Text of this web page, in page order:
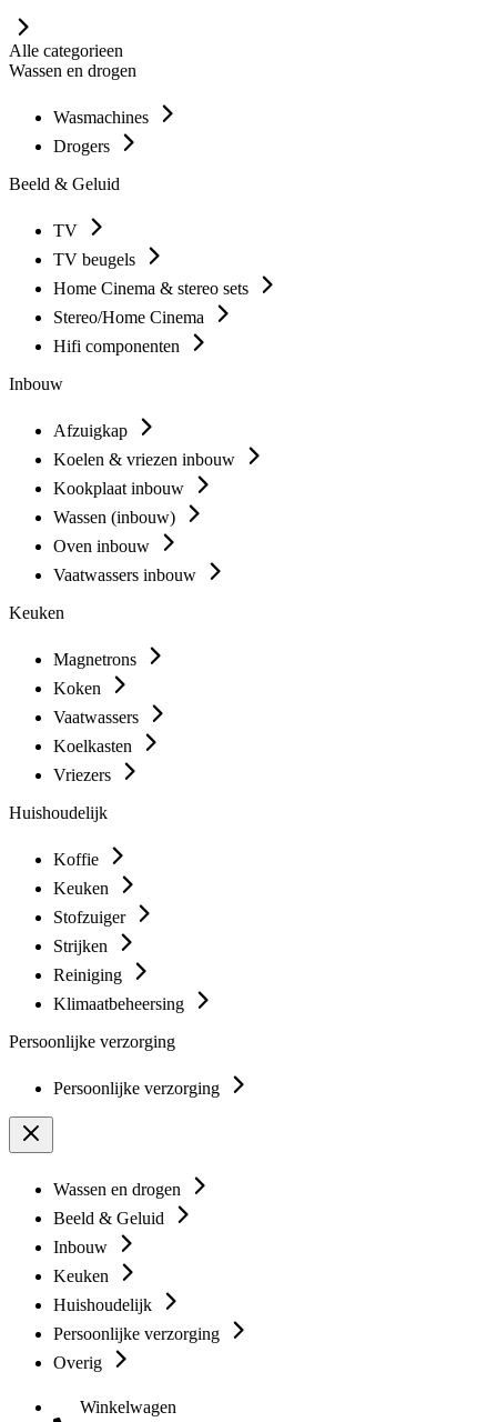
Alle categorieen
Wassen en drogen
Wasmachines
Drogers
Beeld & Geluid
TV
TV beugels
Home Cinema & stereo sets
Stereo/Home Cinema
Hifi componenten
Inbouw
Afzuigkap
Koelen & vriezen inbouw
Kookplaat inbouw
Wassen (inbouw)
Oven inbouw
Vaatwassers inbouw
Keuken
Magnetrons
Koken
Vaatwassers
Koelkasten
Vriezers
Huishoudelijk
Koffie
Keuken
Stofzuiger
Strijken
Reiniging
Klimaatbeheersing
Persoonlijke verzorging
Persoonlijke verzorging
Wassen en drogen
Beeld & Geluid
Inbouw
Keuken
Huishoudelijk
Persoonlijke verzorging
Overig
Winkelwagen